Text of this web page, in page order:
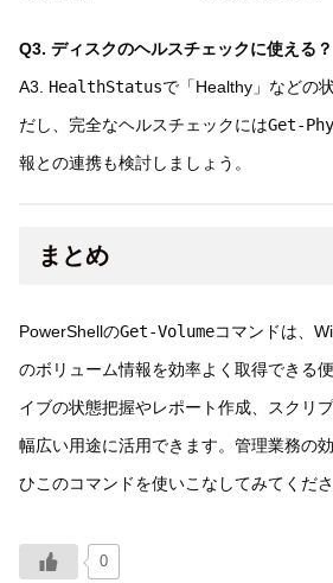
Q3. ディスクのヘルスチェックに使える？
A3. HealthStatusで「Healthy」などの
だし、完全なヘルスチェックにはGet-
報との連携も検討しましょう。
まとめ
PowerShellのGet-Volumeコマンドは、
のボリューム情報を効率よく取得できる
イブの状態把握やレポート作成、スクリ
幅広い用途に活用できます。管理業務の
ひこのコマンドを使いこなしてみてくださ
0